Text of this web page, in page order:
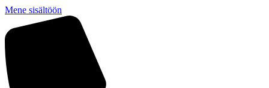
Mene sisältöön